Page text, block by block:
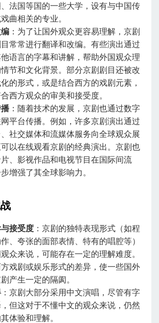
法国等国的一些大学，设有与中国传
曲相关的专业。
：为了让国外观众更容易理解，京剧
常常进行翻译和改编。有些演出通过
语言的字幕和讲解，帮助外国观众理
节和文化背景。部分京剧剧目还被改
的形式，或是结合西方的戏剧元素，
西方观众的审美和接受度。
：随着技术的发展，京剧也通过数字
平台传播。例如，许多京剧演出通过
社交媒体和流媒体服务向全球观众展
以在线观看京剧的经典演出。京剧也
、影视作品和电视节目在国际间流
增强了其全球影响力。
接受度 ：京剧的独特表现形式（如程
、夸张的面部表情、特有的唱腔等）
众来说，可能存在一定的理解难度。
戏剧或娱乐形式的差异，使一些国外
产生一定的隔阂。
：京剧大部分采用中文演唱，尽管有字
但这对于不懂中文的观众来说，仍然
体验和理解。